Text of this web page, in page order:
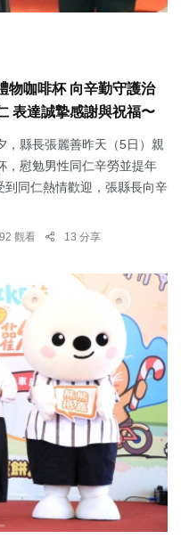
物咖啡杯 向辛勤守護治
表達誠摯感謝與祝福〜
，縣長張麗善昨天（5日）親
，慰勉男性同仁辛勞並提年
同仁熱情歡迎，張縣長向辛
觀看 13 分享